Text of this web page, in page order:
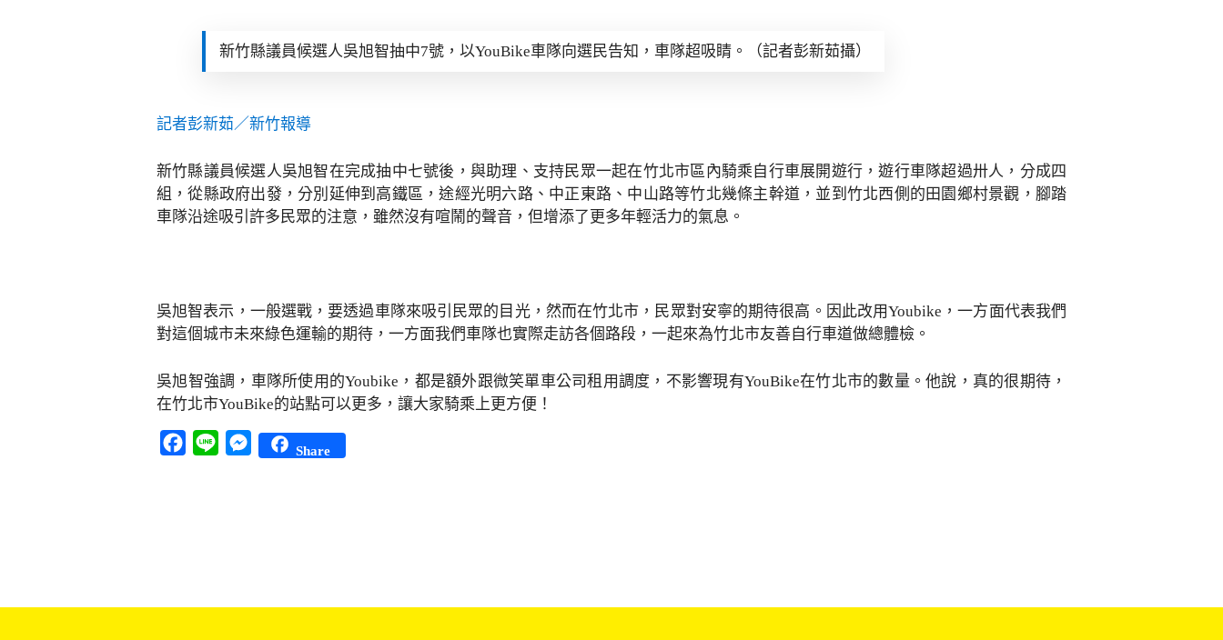
新竹縣議員候選人吳旭智抽中7號，以YouBike車隊向選民告知，車隊超吸睛。（記者彭新茹攝）
記者彭新茹／新竹報導
新竹縣議員候選人吳旭智在完成抽中七號後，與助理、支持民眾一起在竹北市區內騎乘自行車展開遊行，遊行車隊超過卅人，分成四
組，從縣政府出發，分別延伸到高鐵區，途經光明六路、中正東路、中山路等竹北幾條主幹道，並到竹北西側的田園鄉村景觀，腳踏
車隊沿途吸引許多民眾的注意，雖然沒有喧鬧的聲音，但增添了更多年輕活力的氣息。
吳旭智表示，一般選戰，要透過車隊來吸引民眾的目光，然而在竹北市，民眾對安寧的期待很高。因此改用Youbike，一方面代表我們
對這個城市未來綠色運輸的期待，一方面我們車隊也實際走訪各個路段，一起來為竹北市友善自行車道做總體檢。
吳旭智強調，車隊所使用的Youbike，都是額外跟微笑單車公司租用調度，不影響現有YouBike在竹北市的數量。他說，真的很期待，
在竹北市YouBike的站點可以更多，讓大家騎乘上更方便！
Facebook
Line Messenger
Share